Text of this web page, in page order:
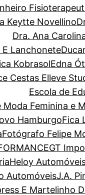
Keytte Novellino
Dra. Ana
Lanchonete
KobrasolEdna
Cestas Elleve
Escola de
Feminina e
HamburgoFica
Fotógrafo Felipe
GT
Heloy
AutomóveisJ.A.
E Martelinho